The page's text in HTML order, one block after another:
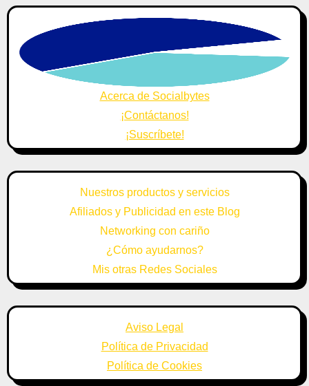
Acerca de Socialbytes
¡Contáctanos!
¡Suscríbete!
Nuestros productos y servicios
Afiliados y Publicidad en este Blog
Networking con cariño
¿Cómo ayudarnos?
Mis otras Redes Sociales
Aviso Legal
Política de Privacidad
Política de Cookies